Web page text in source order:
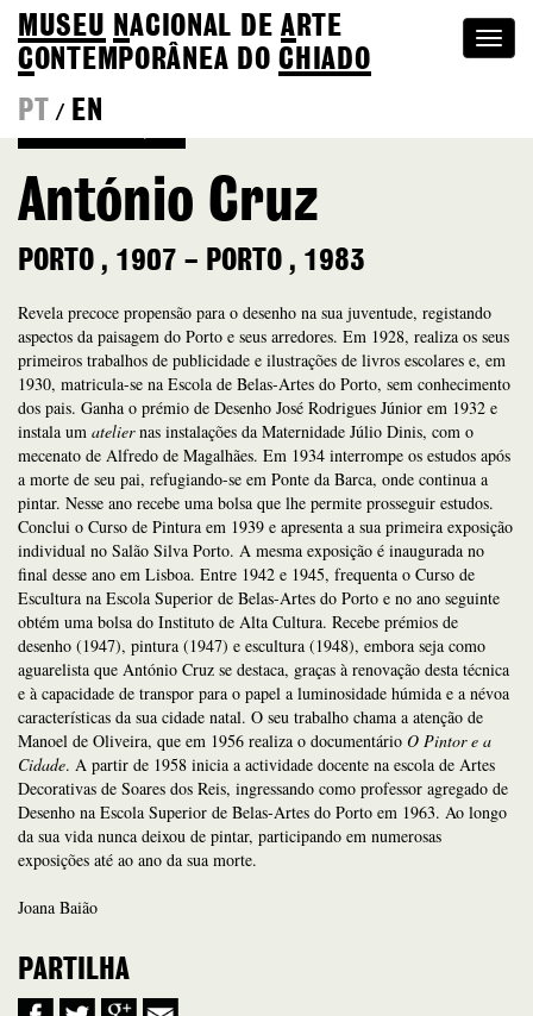
MUSEU NACIONAL DEA RTE
CONTEMPORÂNEA DOCHIADO
PT
/ EN
António Cruz
PORTO , 1907 – PORTO , 1983
Revela precoce propensão para o desenho na sua juventude, registando
aspectos da paisagem do Porto e seus arredores. Em 1928, realiza os seus
primeiros trabalhos de publicidade e ilustrações de livros escolares e, em
1930, matricula-se na Escola de Belas-Artes do Porto, sem conhecimento
dos pais. Ganha o prémio de Desenho José Rodrigues Júnior em 1932 e
instala um ateliernas instalações da Maternidade Júlio Dinis, com o
mecenato de Alfredo de Magalhães. Em 1934 interrompe os estudos após
a morte de seu pai, refugiando-se em Ponte da Barca, onde continua a
pintar. Nesse ano recebe uma bolsa que lhe permite prosseguir estudos.
Conclui o Curso de Pintura em 1939 e apresenta a sua primeira exposição
individual no Salão Silva Porto. A mesma exposição é inaugurada no
final desse ano em Lisboa. Entre 1942 e 1945, frequenta o Curso de
Escultura na Escola Superior de Belas-Artes do Porto e no ano seguinte
obtém uma bolsa do Instituto de Alta Cultura. Recebe prémios de
desenho (1947), pintura (1947) e escultura (1948), embora seja como
aguarelista que António Cruz se destaca, graças à renovação desta técnica
e à capacidade de transpor para o papel a luminosidade húmida e a névoa
características da sua cidade natal. O seu trabalho chama a atenção de
Manoel de Oliveira, que em 1956 realiza o documentário O Pintor e a
Cidade. A partir de 1958 inicia a actividade docente na escola de Artes
Decorativas de Soares dos Reis, ingressando como professor agregado de
Desenho na Escola Superior de Belas-Artes do Porto em 1963. Ao longo
da sua vida nunca deixou de pintar, participando em numerosas
exposições até ao ano da sua morte.
Joana Baião
PARTILHA